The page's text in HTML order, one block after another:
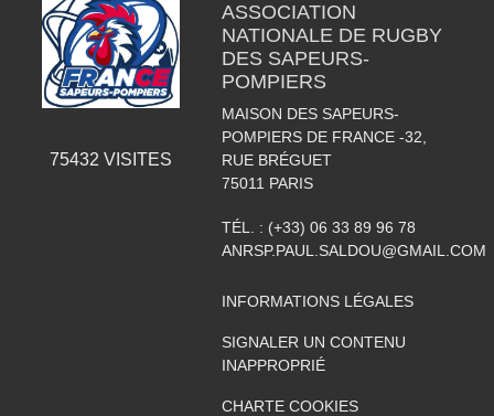
75432 VISITES
ASSOCIATION
NATIONALE DE RUGBY
DES SAPEURS-
POMPIERS
MAISON DES SAPEURS-
POMPIERS DE FRANCE -32,
RUE BRÉGUET
75011 PARIS
TÉL. : (+33) 06 33 89 96 78
ANRSP.PAUL.SALDOU@GMAIL.COM
INFORMATIONS LÉGALES
SIGNALER UN CONTENU
INAPPROPRIÉ
CHARTE COOKIES